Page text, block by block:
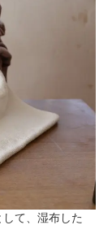
て、湿布した